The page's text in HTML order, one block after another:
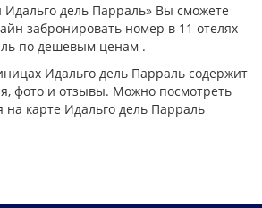
дель Парраль» Вы сможете
забронировать номер в 11 отелях
по дешевым ценам .
Идальго дель Парраль содержит
фото и отзывы. Можно посмотреть
на карте Идальго дель Парраль